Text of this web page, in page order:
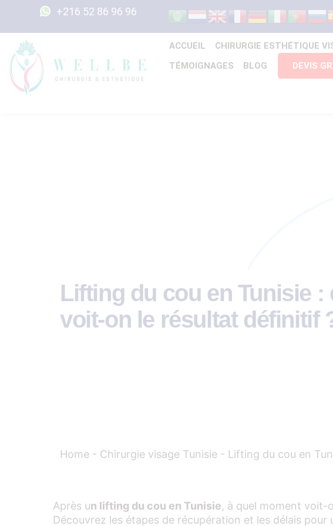
+216 52 86 96 96
ACCUEIL CHIRURGIE ESTHÉTIQUE
TÉMOIGNAGES
BLOG DEVIS
Lifting du cou en Tunisie :
voit-on le résultat définitif
Home - Chirurgie visage Tunisie - Lifting du cou en
Après un lifting du cou en Tunisie, à quel moment voit-
Découvrez les étapes de récupération et les délais pour